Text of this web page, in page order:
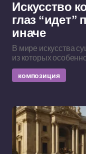
Искусство
глаз “идет”
иначе
В мире искусства
из которых
композиция